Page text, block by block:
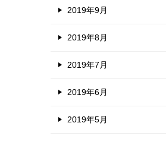
2019年9月
2019年8月
2019年7月
2019年6月
2019年5月